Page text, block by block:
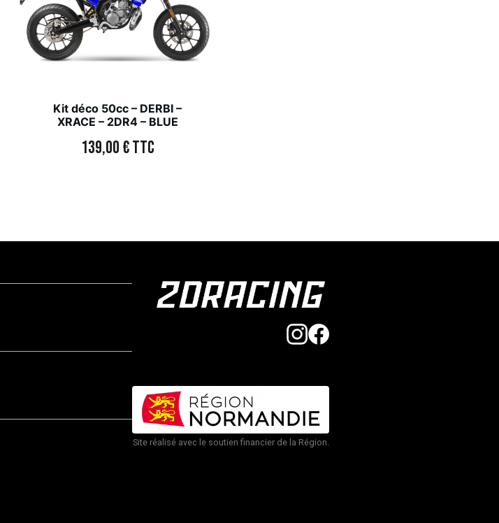
Kit déco 50cc – DERBI –
XRACE – 2DR4 – BLUE
139,00€TTC
Site réalisé avec le soutien financier de la Région.